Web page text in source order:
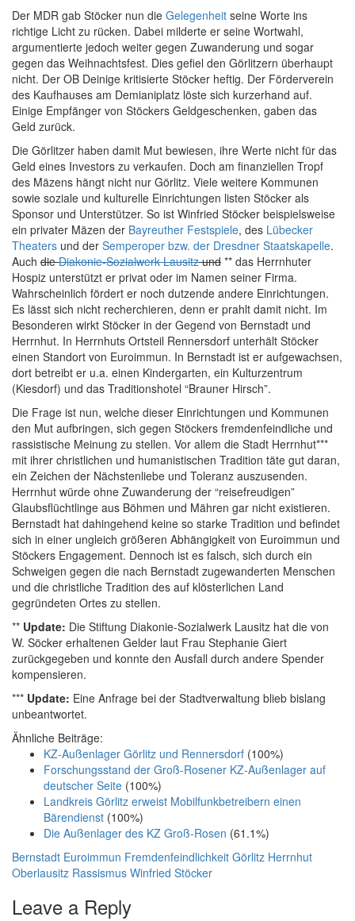
Der MDR gab Stöcker nun die Gelegenheit seine Worte ins
richtige Licht zu rücken. Dabei milderte er seine Wortwahl,
argumentierte jedoch weiter gegen Zuwanderung und sogar
gegen das Weihnachtsfest. Dies gefiel den Görlitzern überhaupt
nicht. Der OB Deinige kritisierte Stöcker heftig. Der Förderverein
des Kaufhauses am Demianiplatz löste sich kurzerhand auf.
Einige Empfänger von Stöckers Geldgeschenken, gaben das
Geld zurück.
Die Görlitzer haben damit Mut bewiesen, ihre Werte nicht für das
Geld eines Investors zu verkaufen. Doch am finanziellen Tropf
des Mäzens hängt nicht nur Görlitz. Viele weitere Kommunen
sowie soziale und kulturelle Einrichtungen listen Stöcker als
Sponsor und Unterstützer. So ist Winfried Stöcker beispielsweise
ein privater Mäzen der Bayreuther Festspiele, des Lübecker
Theaters und der Semperoper bzw. der Dresdner Staatskapelle.
Auch dieDiakonie-Sozialwerk Lausitzund ** das Herrnhuter
Hospiz unterstützt er privat oder im Namen seiner Firma.
Wahrscheinlich fördert er noch dutzende andere Einrichtungen.
Es lässt sich nicht recherchieren, denn er prahlt damit nicht. Im
Besonderen wirkt Stöcker in der Gegend von Bernstadt und
Herrnhut. In Herrnhuts Ortsteil Rennersdorf unterhält Stöcker
einen Standort von Euroimmun. In Bernstadt ist er aufgewachsen,
dort betreibt er u.a. einen Kindergarten, ein Kulturzentrum
(Kiesdorf) und das Traditionshotel “Brauner Hirsch”.
Die Frage ist nun, welche dieser Einrichtungen und Kommunen
den Mut aufbringen, sich gegen Stöckers fremdenfeindliche und
rassistische Meinung zu stellen. Vor allem die Stadt Herrnhut***
mit ihrer christlichen und humanistischen Tradition täte gut daran,
ein Zeichen der Nächstenliebe und Toleranz auszusenden.
Herrnhut würde ohne Zuwanderung der “reisefreudigen”
Glaubsflüchtlinge aus Böhmen und Mähren gar nicht existieren.
Bernstadt hat dahingehend keine so starke Tradition und befindet
sich in einer ungleich größeren Abhängigkeit von Euroimmun und
Stöckers Engagement. Dennoch ist es falsch, sich durch ein
Schweigen gegen die nach Bernstadt zugewanderten Menschen
und die christliche Tradition des auf klösterlichen Land
gegründeten Ortes zu stellen.
** Update: Die Stiftung Diakonie-Sozialwerk Lausitz hat die von
W. Söcker erhaltenen Gelder laut Frau Stephanie Giert
zurückgegeben und konnte den Ausfall durch andere Spender
kompensieren.
*** Update: Eine Anfrage bei der Stadtverwaltung blieb bislang
unbeantwortet.
Ähnliche Beiträge:
KZ-Außenlager Görlitz und Rennersdorf (100%)
Forschungsstand der Groß-Rosener KZ-Außenlager auf
deutscher Seite (100%)
Landkreis Görlitz erweist Mobilfunkbetreibern einen
Bärendienst (100%)
Die Außenlager des KZ Groß-Rosen (61.1%)
Bernstadt Euroimmun Fremdenfeindlichkeit Görlitz Herrnhut
Oberlausitz Rassismus Winfried Stöcker
Leave a Reply